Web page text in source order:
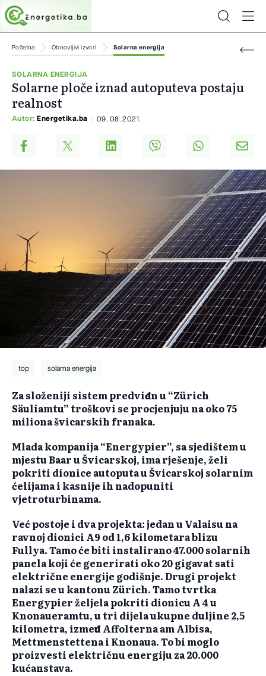
Početna Obnovljivi izvori Solarna energija
SOLARNA ENERGIJA
Solarne ploče iznad autoputeva postaju
realnost
Autor: Energetika.ba 09. 08. 2021.
top solarna energija
Za složeniji sistem predviđen u “Zürich
Säuliamtu” troškovi se procjenjuju na oko 75
miliona švicarskih franaka.
Mlada kompanija “Energypier”, sa sjedištem u
mjestu Baar u Švicarskoj, ima rješenje, želi
pokriti dionice autoputa u Švicarskoj solarnim
ćelijama i kasnije ih nadopuniti
vjetroturbinama.
Već postoje i dva projekta: jedan u Valaisu na
ravnoj dionici A9 od 1,6 kilometara blizu
Fullya. Tamo će biti instalirano 47.000 solarnih
panela koji će generirati oko 20 gigavat sati
električne energije godišnje. Drugi projekt
nalazi se u kantonu Zürich. Tamo tvrtka
Energypier željela pokriti dionicu A 4 u
Knonaueramtu, u tri dijela ukupne duljine 2,5
kilometra, između Affolterna am Albisa,
Mettmenstettena i Knonaua. To bi moglo
proizvesti električnu energiju za 20.000
kućanstava.